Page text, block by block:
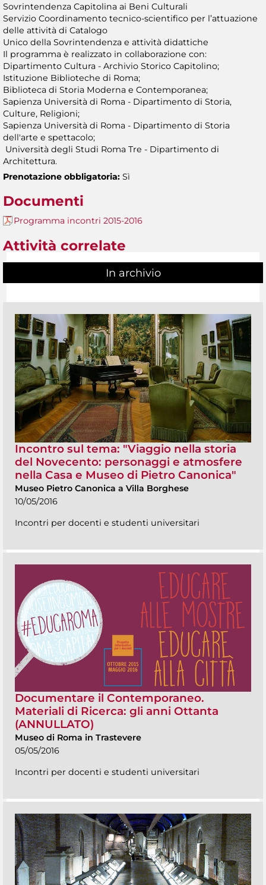
Sovrintendenza Capitolina ai Beni Culturali
Servizio Coordinamento tecnico-scientifico per l’attuazione
delle attività di Catalogo
Unico della Sovrintendenza e attività didattiche
Il programma è realizzato in collaborazione con:
Dipartimento Cultura - Archivio Storico Capitolino;
Istituzione Biblioteche di Roma;
Biblioteca di Storia Moderna e Contemporanea;
Sapienza Università di Roma - Dipartimento di Storia,
Culture, Religioni;
Sapienza Università di Roma - Dipartimento di Storia
dell'arte e spettacolo;
Università degli Studi Roma Tre - Dipartimento di
Architettura.
Prenotazione obbligatoria: Sì
Documenti
Programma incontri 2015-2016
Attività correlate
In archivio
Incontro sul tema: "Viaggio nella storia
del Novecento: personaggi e atmosfere
nella Casa e Museo di Pietro Canonica"
Museo Pietro Canonica a Villa Borghese
10/05/2016
Incontri per docenti e studenti universitari
Documentare il Contemporaneo.
Materiali di Ricerca: gli anni Ottanta
(ANNULLATO)
Museo di Roma in Trastevere
05/05/2016
Incontri per docenti e studenti universitari